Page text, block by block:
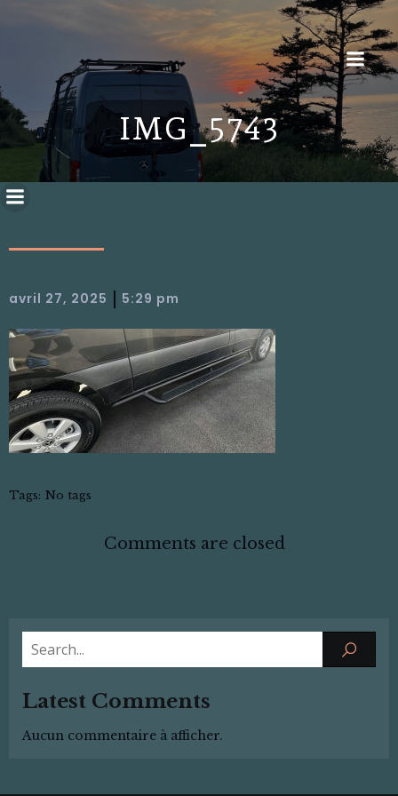
IMG_5743
avril 27, 2025 5:29 pm
Tags: No tags
Comments are closed
Latest Comments
Aucun commentaire à afficher.